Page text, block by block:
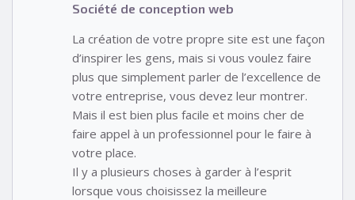
Société de conception web
La création de votre propre site est une façon
d’inspirer les gens, mais si vous voulez faire
plus que simplement parler de l’excellence de
votre entreprise, vous devez leur montrer.
Mais il est bien plus facile et moins cher de
faire appel à un professionnel pour le faire à
votre place.
Il y a plusieurs choses à garder à l’esprit
lorsque vous choisissez la meilleure